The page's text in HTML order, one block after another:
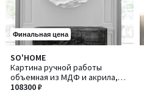
Финальная цена
SO'HOME
Картина ручной работы
объемная из МДФ и акрила,
100 см
108300 ₽